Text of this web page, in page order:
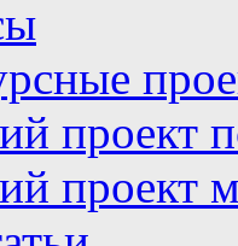
проект
проект